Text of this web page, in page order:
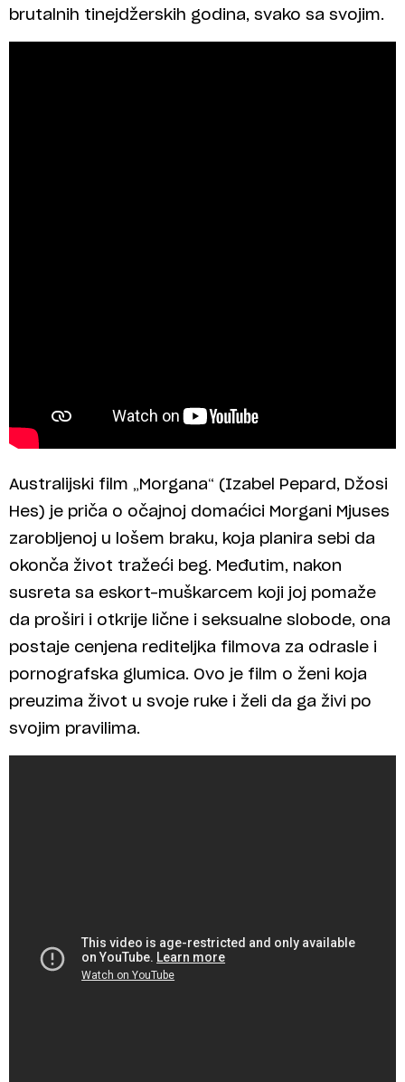
brutalnih tinejdžerskih godina, svako sa svojim.
Australijski film „Morgana“ (Izabel Pepard, Džosi
Hes) je priča o očajnoj domaćici Morgani Mjuses
zarobljenoj u lošem braku, koja planira sebi da
okonča život tražeći beg. Međutim, nakon
susreta sa eskort-muškarcem koji joj pomaže
da proširi i otkrije lične i seksualne slobode, ona
postaje cenjena rediteljka filmova za odrasle i
pornografska glumica. Ovo je film o ženi koja
preuzima život u svoje ruke i želi da ga živi po
svojim pravilima.